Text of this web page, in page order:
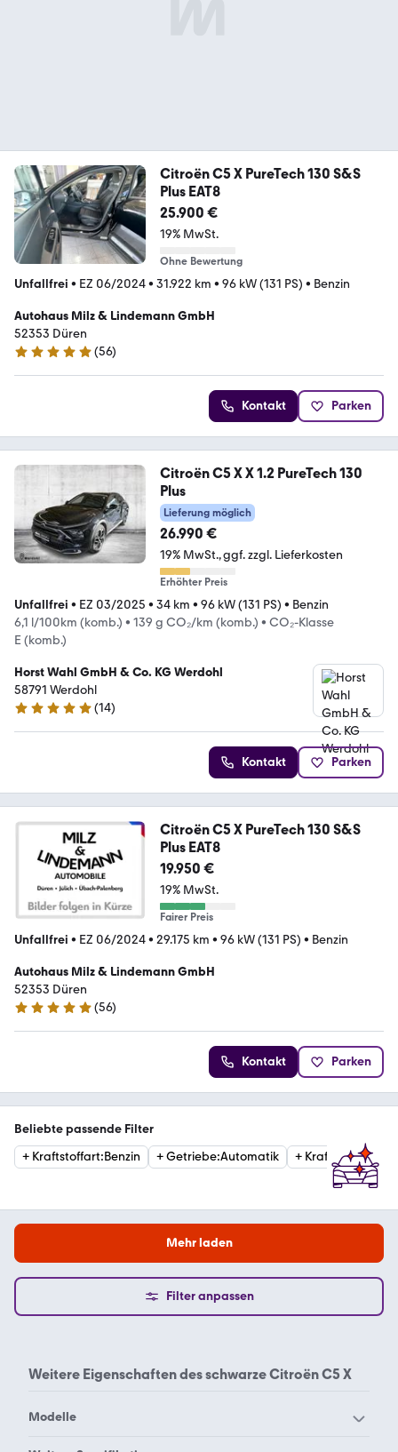
Citroën C5 X PureTech 130 S&S
Plus EAT8
25.900 €
19% MwSt.
Ohne Bewertung
Unfallfrei • EZ 06/2024• 31.922 km • 96 kW (131 PS) • Benzin
Autohaus Milz & Lindemann GmbH
52353 Düren
5 Sterne
(56)
Kontakt Parken
Citroën C5 X X 1.2 PureTech 130
Plus
Lieferung möglich
26.990 €
19% MwSt. ggf. zzgl. Lieferkosten
Erhöhter Preis
Unfallfrei • EZ 03/2025 • 34 km • 96 kW (131 PS) • Benzin
6,1 l/100km (komb.) • 139 g CO₂/km (komb.) • CO₂-Klasse
E (komb.)
Horst Wahl GmbH & Co. KG Werdohl
58791 Werdohl
5 Sterne
(14)
Kontakt Parken
Citroën C5 X PureTech 130 S&S
Plus EAT8
19.950 €
19% MwSt.
Fairer Preis
Unfallfrei • EZ 06/2024• 29.175 km • 96 kW (131 PS) • Benzin
Autohaus Milz & Lindemann GmbH
52353 Düren
5 Sterne
(56)
Kontakt Parken
Beliebte passende Filter
+ Kraftstoffart:Benzin +Getriebe:Automatik + Kraftstoffart
Mehr laden
Filter anpassen
Weitere Eigenschaften desschwarze Citroën C5 X
Modelle